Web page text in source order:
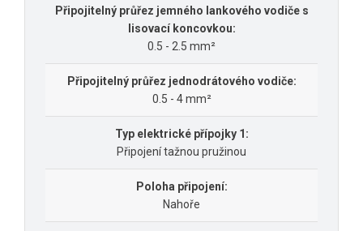
Připojitelný průřez jemného lankového vodiče s
lisovací koncovkou:
0.5 - 2.5 mm²
Připojitelný průřez jednodrátového vodiče:
0.5 - 4 mm²
Typ elektrické přípojky 1:
Připojení tažnou pružinou
Poloha připojení:
Nahoře